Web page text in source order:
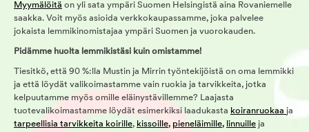
Myymälöitä on yli sata ympäri Suomen Helsingistä aina Rovaniemelle
saakka. Voit myös asioida verkkokaupassamme, joka palvelee
jokaista lemmikinomistajaa ympäri Suomen ja vuorokauden.
Pidämme huolta lemmikistäsi kuin omistamme!
Tiesitkö, että 90 %:lla Mustin ja Mirrin työntekijöistä on oma lemmikki
ja että löydät valikoimastamme vain ruokia ja tarvikkeita, jotka
kelpuutamme myös omille eläinystävillemme? Laajasta
tuotevalikoimastamme löydät esimerkiksi laadukasta koiranruokaa ja
tarpeellisia tarvikkeita koirille, kissoille, pieneläimille, linnuille ja